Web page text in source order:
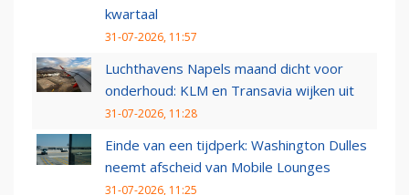
kwartaal
31-07-2026, 11:57
Luchthavens Napels maand dicht voor
onderhoud: KLM en Transavia wijken uit
31-07-2026, 11:28
Einde van een tijdperk: Washington Dulles
neemt afscheid van Mobile Lounges
31-07-2026, 11:25